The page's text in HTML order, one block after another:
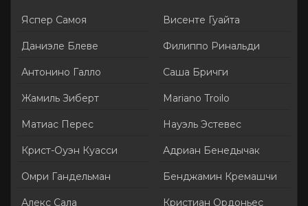
Яспер Самоя
Даниэле Блеве
Антонино Галло
Жамиль Зиберт
Матиас Перес
Крист-Оуэн Куасси
Омри Гандельман
Алекс Сала
Висенте Гуайта
Филиппо Ринальди
Саша Бричги
Mariano Troilo
Науэль Эстевес
Адриан Бенедычак
Бенджамин Кремашчи
Кристиан Ордоньес